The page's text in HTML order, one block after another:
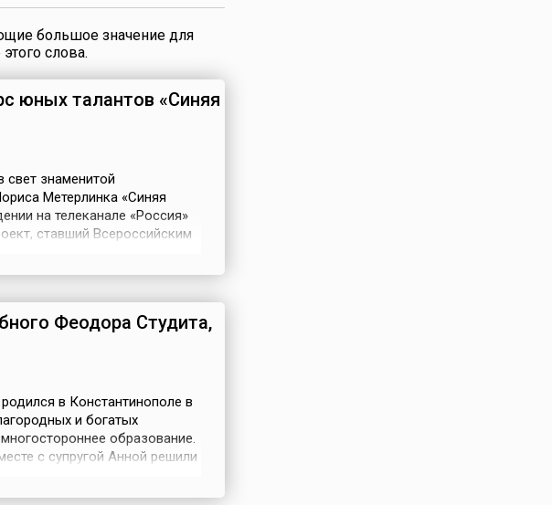
большое значение для
слова.
юных талантов «Синяя
свет знаменитой
Метерлинка «Синяя
на телеканале «Россия»
ставший Всероссийским
Феодора Студита,
в Константинополе в
и богатых
образование.
с супругой Анной решили